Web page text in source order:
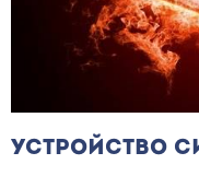
УСТРОЙСТВО